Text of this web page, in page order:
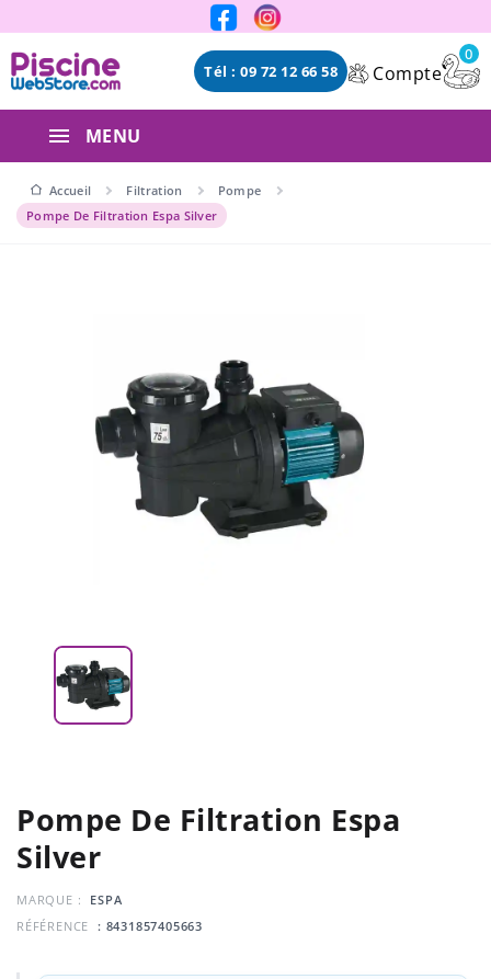
Panneau de gestion des cookies
Tél : 09 72 12 66 58 Compte
0
MENU
Accueil Filtration
Pompe
Pompe De Filtration Espa Silver
Pompe De Filtration Espa
Silver
MARQUE :
ESPA
RÉFÉRENCE
: 8431857405663